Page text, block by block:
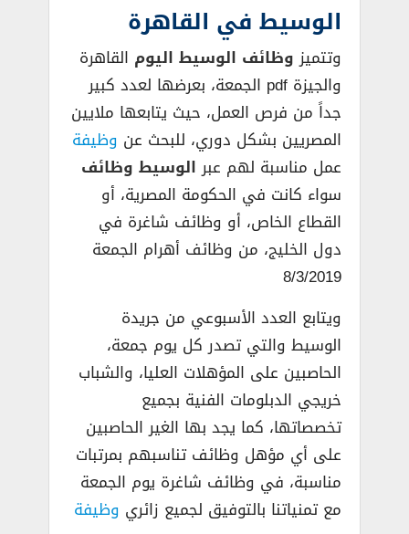
الوسيط في القاهرة
وتتميزوظائف الوسيط اليوم القاهرة
والجيزة pdf الجمعة، بعرضها لعدد كبير
جداً من فرص العمل، حيث يتابعها ملايين
المصريين بشكل دوري، للبحث عن وظيفة
عمل مناسبة لهم عبرالوسيط وظائف
سواء كانت في الحكومة المصرية، أو
القطاع الخاص، أو وظائف شاغرة في
دول الخليج، من وظائف أهرام الجمعة
8/3/2019
ويتابع العدد الأسبوعي من جريدة
الوسيط والتي تصدر كل يوم جمعة،
الحاصبين على المؤهلات العليا، والشباب
خريجي الدبلومات الفنية بجميع
تخصصاتها، كما يجد بها الغير الحاصبين
على أي مؤهل وظائف تناسبهم بمرتبات
مناسبة، في وظائف شاغرة يوم الجمعة
مع تمنياتنا بالتوفيق لجميع زائري وظيفة